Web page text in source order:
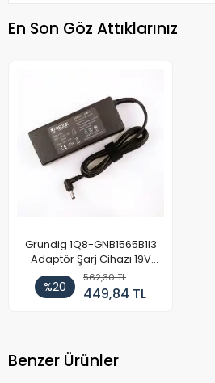
En Son Göz Attıklarınız
Grundig 1Q8-GNB1565B1I3
Adaptör Şarj Cihazı 19V
4.74A
%20
562,30 TL
449,84 TL
Benzer Ürünler